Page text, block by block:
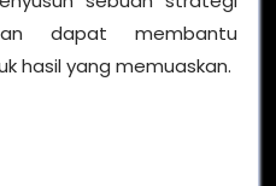
dapat membantu
hasil yang memuaskan.